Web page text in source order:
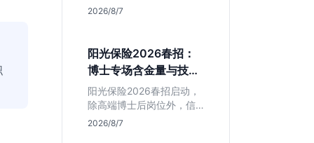
线。本文解析老牌快消巨
限，帮你判断是否值得投
递。
2026/8/7
阳光保险2026春招：
博士专场含金量与技术
岗捡漏指南
阳光保险2026春招启动，
除高端博士后岗位外，信
息技术部释放大量Java、
2026/8/7